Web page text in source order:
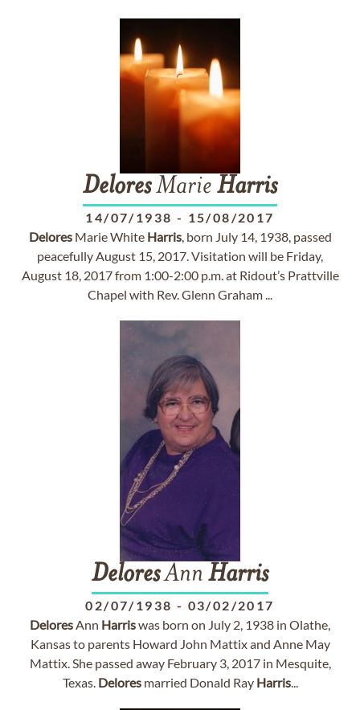
DeloresMarie Harris
14/07/1938 - 15/08/2017
DeloresMarie White Harris, born July 14, 1938, passed
peacefully August 15, 2017. Visitation will be Friday,
August 18, 2017 from 1:00-2:00 p.m. at Ridout’s Prattville
Chapel with Rev. Glenn Graham ...
DeloresAnn Harris
02/07/1938 - 03/02/2017
DeloresAnn Harriswas born on July 2, 1938 in Olathe,
Kansas to parents Howard John Mattix and Anne May
Mattix. She passed away February 3, 2017 in Mesquite,
Texas. Deloresmarried Donald Ray Harris...